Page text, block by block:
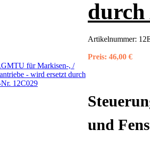
durch
Artikelnummer:
Preis: 46,00 €
und